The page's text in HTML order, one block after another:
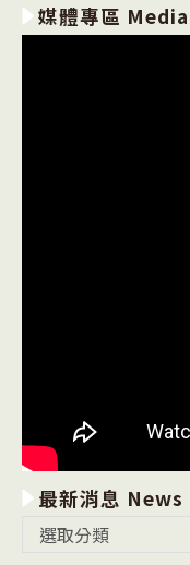
媒體專區 Media
最新消息 News
選取分類